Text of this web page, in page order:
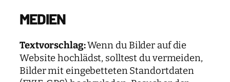
MEDIEN
Textvorschlag:Wenn du Bilder auf die
Website hochlädst, solltest du vermeiden,
Bilder mit eingebetteten Standortdaten